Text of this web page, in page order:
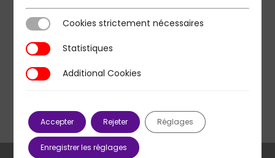
Cookies strictement nécessaires
Cookies strictement nécessaires
StatistiquesStatistiques
Additional Cookies
Additional Cookies
Accepter Rejeter Réglages
Enregistrer les réglages